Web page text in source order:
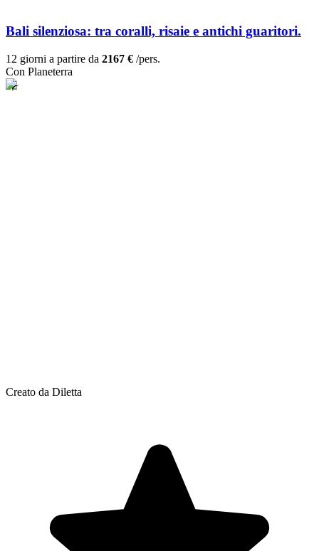
Bali silenziosa: tra coralli, risaie e antichi guaritori.
12 giorni a partire da 2167 € /pers.
Con Planeterra
Creato da Diletta